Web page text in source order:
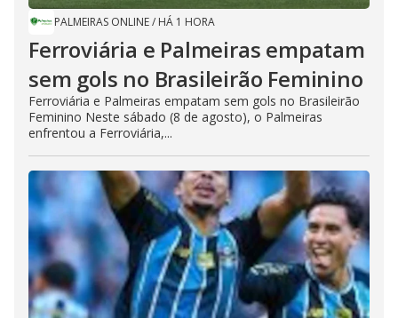
PALMEIRAS ONLINE/ HÁ 1 HORA
Ferroviária e Palmeiras empatam
sem gols no Brasileirão Feminino
Ferroviária e Palmeiras empatam sem gols no Brasileirão
Feminino Neste sábado (8 de agosto), o Palmeiras
enfrentou a Ferroviária,...